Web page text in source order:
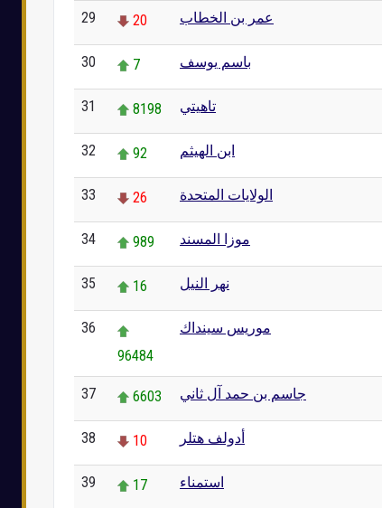
29 20 عمر بن الخطاب
30 7 باسم يوسف
31 8198 تاهيتي
32 92 ابن الهيثم
33 26 الولايات المتحدة
34 989 موزا المسند
35 16 نهر النيل
36
96484
موريس سينداك
37 6603 جاسم بن حمد آل ثاني
38 10 أدولف هتلر
39 17 استمناء